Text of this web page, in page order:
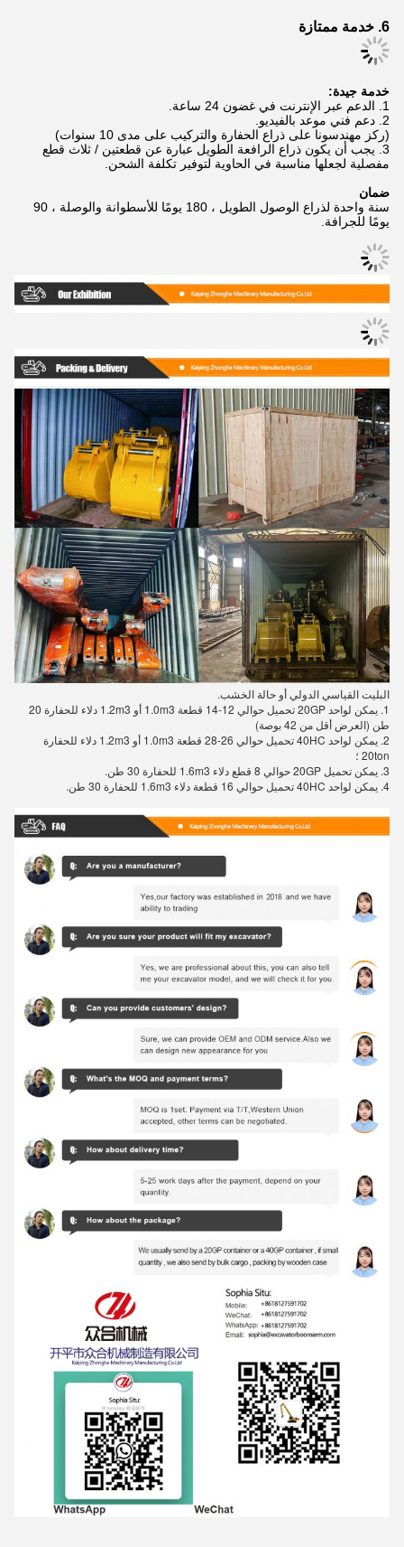
6. خدمة ممتازة
خدمة جيدة:
1. الدعم عبر الإنترنت في غضون 24 ساعة.
2. دعم فني موعد بالفيديو.
(ركز مهندسونا على ذراع الحفارة والتركيب على مدى 10 سنوات)
3. يجب أن يكون ذراع الرافعة الطويل عبارة عن قطعتين / ثلاث قطع
مفصلية لجعلها مناسبة في الحاوية لتوفير تكلفة الشحن.
ضمان
سنة واحدة لذراع الوصول الطويل ، 180 يومًا للأسطوانة والوصلة ، 90
يومًا للجرافة.
البليت القياسي الدولي أو حالة الخشب.
1. يمكن لواحد 20GP تحميل حوالي 12-14 قطعة 1.0m3 أو 1.2m3 دلاء للحفارة 20
طن (العرض أقل من 42 بوصة)
2. يمكن لواحد 40HC تحميل حوالي 26-28 قطعة 1.0m3 أو 1.2m3 دلاء للحفارة
20ton ؛
3. يمكن تحميل 20GP حوالي 8 قطع دلاء 1.6m3 للحفارة 30 طن.
4. يمكن لواحد 40HC تحميل حوالي 16 قطعة دلاء 1.6m3 للحفارة 30 طن.